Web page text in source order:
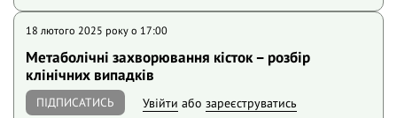
18 лютого 2025 року o 17:00
Метаболічні захворювання кісток – розбір
клінічних випадків
ПІДПИСАТИСЬ Увійти або зареєструватись